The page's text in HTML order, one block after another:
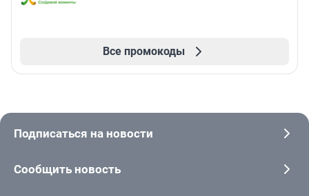
Все промокоды
Подписаться на новости
Сообщить новость